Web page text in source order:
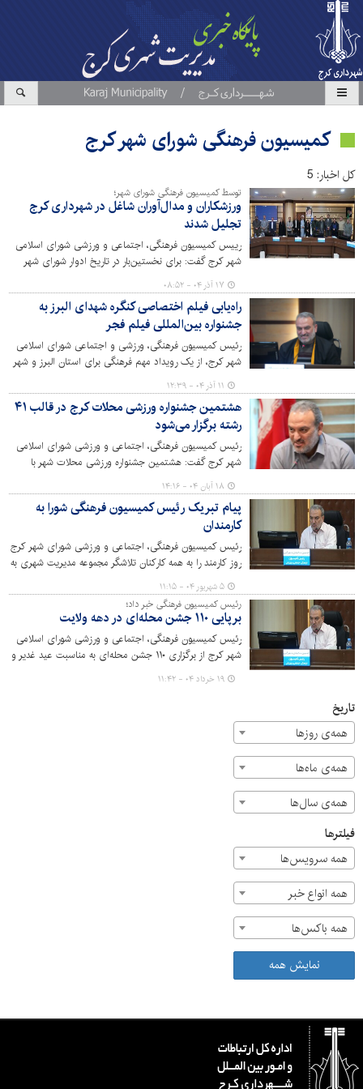
کمیسیون فرهنگی شورای شهر کرج
کل اخبار: 5
توسط کمیسیون فرهنگی شورای شهر؛
ورزشکاران و مدال‌آوران شاغل در شهرداری کرج
تجلیل شدند
رییس کمیسیون فرهنگی، اجتماعی و ورزشی شورای اسلامی
شهر کرج گفت: برای نخستین‌بار در تاریخ ادوار شورای شهر
کرج، از ورزشکاران، نام‌آوران و مدال‌آوران مسابقات آسیایی و
جهانی که به‌عنوان همکاران شهرداری کرج فعالیت می‌کنند،
تقدیر به‌عمل آمد.
۱۷ آذر ۰۴ - ۰۸:۵۲
راه‌یابی فیلم اختصاصی کنگره شهدای البرز به
جشنواره بین‌المللی فیلم فجر
رئیس کمیسیون فرهنگی، ورزشی و اجتماعی شورای اسلامی
شهر کرج، از یک رویداد مهم فرهنگی برای استان البرز و شهر
کرج خبر داد و گفت: فیلم سینمایی بلند اختصاصی کنگره
شهدای استان البرز که با پشتیبانی کامل شهرداری کرج و بر
اساس مصوبه شورای اسلامی شهر تولید شد، به جشنواره
بین‌المللی فیلم فجر امسال راه پیدا کرده است.
۱۱ آذر ۰۴ - ۱۲:۳۹
هشتمین جشنواره ورزشی محلات کرج در قالب ۴۱
رشته برگزار می‌شود
رئیس کمیسیون فرهنگی، اجتماعی و ورزشی شورای اسلامی
شهر کرج گفت: هشتمین جشنواره ورزشی محلات شهر با
بومی و زورخانه‌ای، در چهار حوزه مختلف شهری برگزار خواهد
شد و بیش از ۴۰ هزار شهروند از گروه‌های سنی و توانایی‌های
مختلف در این رویداد شرکت می‌کنند.
۱۸ آبان ۰۴ - ۱۴:۱۶
پیام تبریک رئیس کمیسیون فرهنگی شورا به
کارمندان
رئیس کمیسیون فرهنگی، اجتماعی و ورزشی شورای شهر کرج
روز کارمند را به همه کارکنان تلاشگر مجموعه مدیریت شهری به
ویژه کارمندان تبریک گفت.
۵ شهریور ۰۴ - ۱۱:۱۵
رئیس کمیسیون فرهنگی خبر داد؛
برپایی ۱۱۰ جشن محله‌ای در دهه ولایت
رئیس کمیسیون فرهنگی، اجتماعی و ورزشی شورای اسلامی
شهر کرج از برگزاری ۱۱۰ جشن محله‌ای به مناسبت عید غدیر و
دهه کرامت و ولایت خبر داد و بر لزوم همبستگی اجتماعی در
جامعه تأکید کرد.
۱۹ خرداد ۰۴ - ۱۱:۴۲
تاریخ
همه‌ی روزها
همه‌ی ماه‌ها
همه‌ی سال‌ها
فیلترها
همه سرویس‌ها
همه انواع خبر
همه باکس‌ها
نمایش همه